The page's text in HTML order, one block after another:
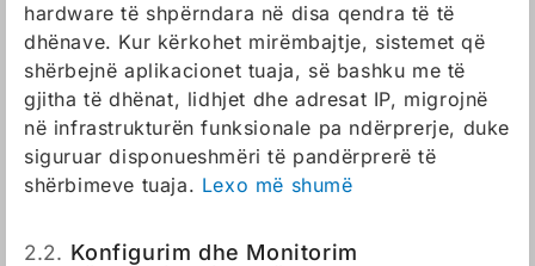
hardware të shpërndara në disa qendra të të
dhënave. Kur kërkohet mirëmbajtje, sistemet që
shërbejnë aplikacionet tuaja, së bashku me të
gjitha të dhënat, lidhjet dhe adresat IP, migrojnë
në infrastrukturën funksionale pa ndërprerje, duke
siguruar disponueshmëri të pandërprerë të
shërbimeve tuaja. Lexo më shumë
2.2. Konfigurim dhe Monitorim